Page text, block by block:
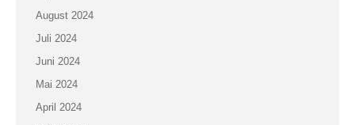
August 2024
Juli 2024
Juni 2024
Mai 2024
April 2024